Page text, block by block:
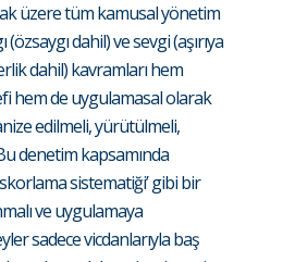
üzere tüm kamusal yönetim
(özsaygı dahil) ve sevgi (aşırıya
dahil) kavramları hem
hem de uygulamasal olarak
edilmeli, yürütülmeli,
denetim kapsamında
sistematiği’ gibi bir
ve uygulamaya
sadece vicdanlarıyla baş